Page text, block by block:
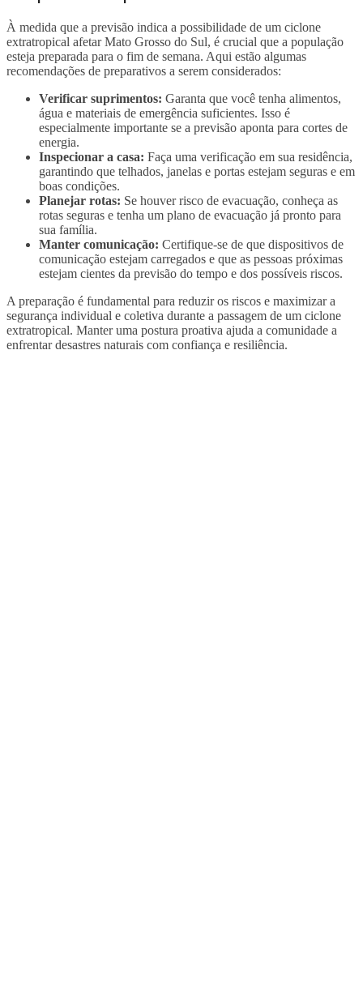
À medida que a previsão indica a possibilidade de um ciclone
extratropical afetar Mato Grosso do Sul, é crucial que a população
esteja preparada para o fim de semana. Aqui estão algumas
recomendações de preparativos a serem considerados:
Verificar suprimentos: Garanta que você tenha alimentos,
água e materiais de emergência suficientes. Isso é
especialmente importante se a previsão aponta para cortes de
energia.
Inspecionar a casa: Faça uma verificação em sua residência,
garantindo que telhados, janelas e portas estejam seguras e em
boas condições.
Planejar rotas: Se houver risco de evacuação, conheça as
rotas seguras e tenha um plano de evacuação já pronto para
sua família.
Manter comunicação: Certifique-se de que dispositivos de
comunicação estejam carregados e que as pessoas próximas
estejam cientes da previsão do tempo e dos possíveis riscos.
A preparação é fundamental para reduzir os riscos e maximizar a
segurança individual e coletiva durante a passagem de um ciclone
extratropical. Manter uma postura proativa ajuda a comunidade a
enfrentar desastres naturais com confiança e resiliência.